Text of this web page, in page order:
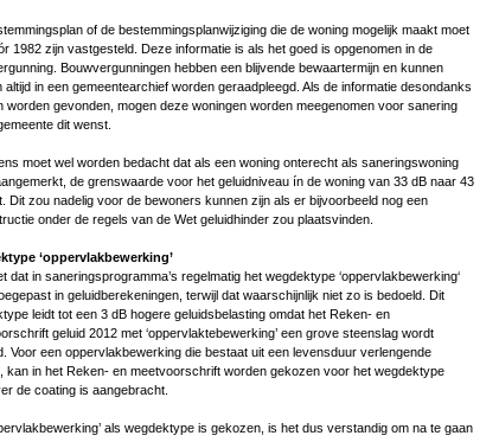
of de bestemmingsplanwijziging die de woning mogelijk maakt moet
1982 zijn vastgesteld. Deze informatie is als het goed is opgenomen in de
Bouwvergunningen hebben een blijvende bewaartermijn en kunnen
altijd in een gemeentearchief worden geraadpleegd. Als de informatie desondanks
worden gevonden, mogen deze woningen worden meegenomen voor sanering
dit wenst.
moet wel worden bedacht dat als een woning onterecht als saneringswoning
de grenswaarde voor het geluidniveau ín de woning van 33 dB naar 43
Dit zou nadelig voor de bewoners kunnen zijn als er bijvoorbeeld nog een
onder de regels van de Wet geluidhinder zou plaatsvinden.
‘oppervlakbewerking’
dat in saneringsprogramma’s regelmatig het wegdektype ‘oppervlakbewerking‘
in geluidberekeningen, terwijl dat waarschijnlijk niet zo is bedoeld. Dit
leidt tot een 3 dB hogere geluidsbelasting omdat het Reken- en
geluid 2012 met ‘oppervlaktebewerking’ een grove steenslag wordt
Voor een oppervlakbewerking die bestaat uit een levensduur verlengende
kan in het Reken- en meetvoorschrift worden gekozen voor het wegdektype
de coating is aangebracht.
als wegdektype is gekozen, is het dus verstandig om na te gaan